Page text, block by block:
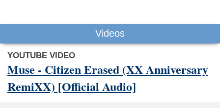
Videos
YOUTUBE VIDEO
Muse - Citizen Erased (XX Anniversary
RemiXX) [Official Audio]